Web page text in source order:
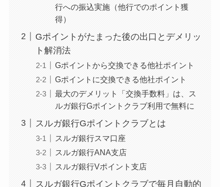
行への振込実施（他行でのポイント獲
得）
Gポイントがたまった後の出口とデメリッ
ト解消法
Gポイントから交換できる他社ポイント
Gポイントに交換できる他社ポイント
最大のデメリット「交換手数料」は、ス
ルガ銀行Gポイントクラブ利用で無料に
スルガ銀行Gポイントクラブとは
スルガ銀行スマ口座
スルガ銀行ANA支店
スルガ銀行Vポイント支店
スルガ銀行Gポイントクラブで毎月自動的